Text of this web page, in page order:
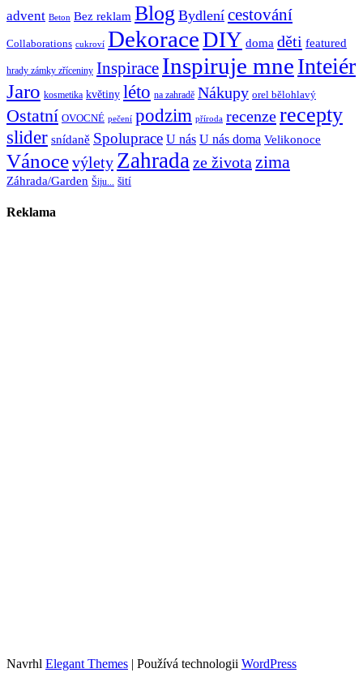
advent Beton Bez reklam Blog Bydlení cestování
Collaborations cukroví DekoraceDIY doma děti featured
hrady zámky zříceniny Inspirace Inspiruje mneInteiér
Jaro kosmetika květiny léto na zahradě Nákupy orel bělohlavý
Ostatní OVOCNÉ pečení podzim příroda recenzerecepty
slider snídaně Spoluprace U nás U nás doma Velikonoce
Vánocevýlety Zahrada ze života zima
Záhrada/Garden Šiju... šití
Reklama
Navrhl Elegant Themes | Používá technologii WordPress